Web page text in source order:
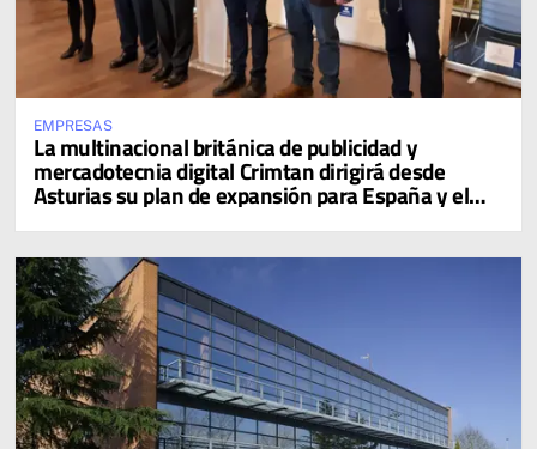
EMPRESAS
La multinacional británica de publicidad y
mercadotecnia digital Crimtan dirigirá desde
Asturias su plan de expansión para España y el
sur de Europa